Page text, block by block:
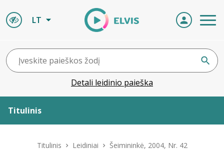
LT
Detali leidinio paieška
Titulinis
Titulinis Leidiniai Šeimininkė, 2004, Nr. 42